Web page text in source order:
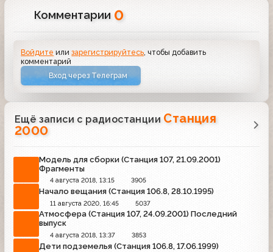
Комментарии 0
Войдите илизарегистрируйтесь , чтобы добавить
комментарий
Вход через Телеграм
Ещё записи с радиостанции Станция
2000
Модель для сборки (Станция 107, 21.09.2001)
Фрагменты
4 августа 2018, 13:15 3905
Начало вещания (Станция 106.8, 28.10.1995)
11 августа 2020, 16:45 5037
Атмосфера (Станция 107, 24.09.2001) Последний
выпуск
4 августа 2018, 13:37 3853
Дети подземелья (Станция 106.8, 17.06.1999)